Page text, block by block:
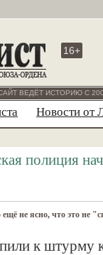
16+
ВЕДЁТ ИСТОРИЮ С
Новости от
полиция
не ясно, что это не
к штурму